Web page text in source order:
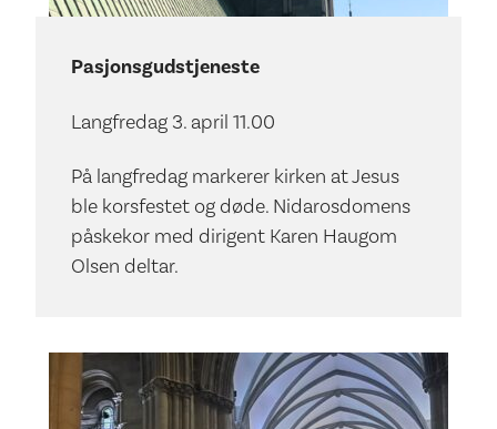
Pasjonsgudstjeneste
Langfredag 3. april 11.00
På langfredag markerer kirken at Jesus
ble korsfestet og døde. Nidarosdomens
påskekor med dirigent Karen Haugom
Olsen deltar.